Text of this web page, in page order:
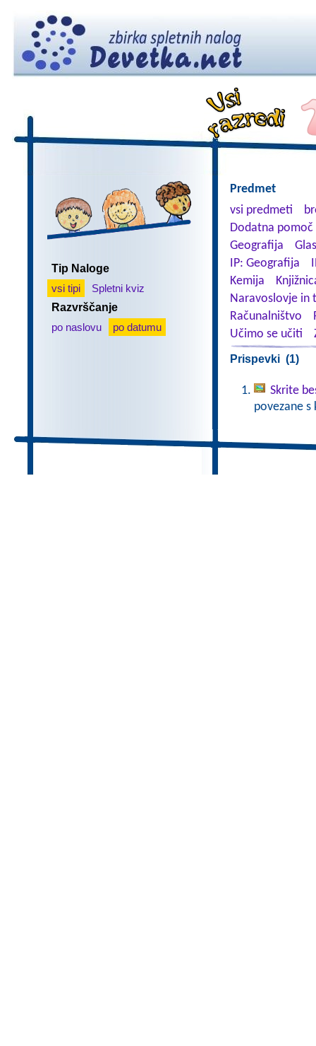
Tip Naloge
vsi tipi
Spletni kviz
Razvrščanje
po naslovu
po datumu
Predmet
vsi predmeti
Dodatna
Geografija
IP: Geografija
Kemija
Naravoslovje in
Računalništvo
Učimo se učiti
Prispevki (1)
Skrite
povezane s